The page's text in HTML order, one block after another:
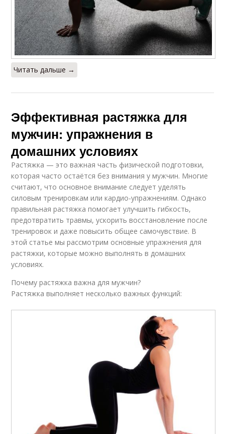
Читать дальше →
Эффективная растяжка для
мужчин: упражнения в
домашних условиях
Растяжка — это важная часть физической подготовки,
которая часто остаётся без внимания у мужчин. Многие
считают, что основное внимание следует уделять
силовым тренировкам или кардио-упражнениям. Однако
правильная растяжка помогает улучшить гибкость,
предотвратить травмы, ускорить восстановление после
тренировок и даже повысить общее самочувствие. В
этой статье мы рассмотрим основные упражнения для
растяжки, которые можно выполнять в домашних
условиях.
Почему растяжка важна для мужчин?
Растяжка выполняет несколько важных функций: